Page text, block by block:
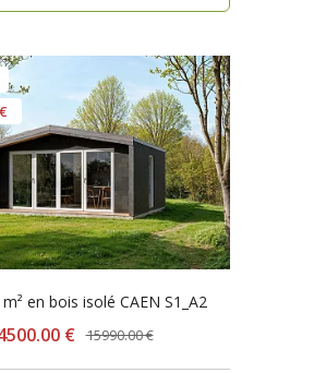
en bois isolé CAEN S1_A2
€ 15990.00 €